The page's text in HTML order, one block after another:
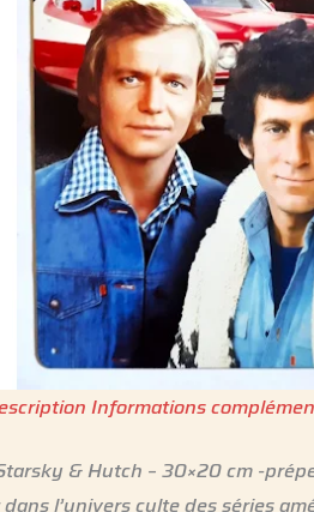
Informations
& Hutch – 30×20 cm -
l’univers culte des séries